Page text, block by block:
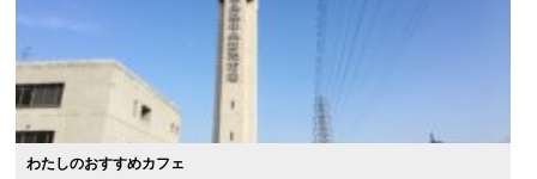
わたしのおすすめカフェ